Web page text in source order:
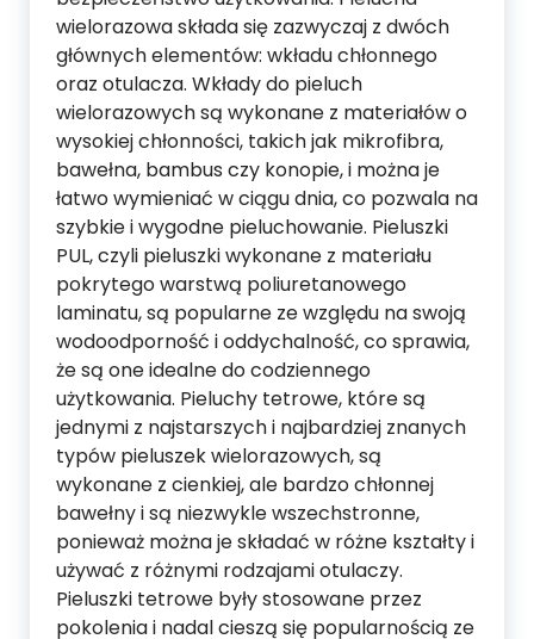
wielorazowa składa się zazwyczaj z dwóch
głównych elementów: wkładu chłonnego
oraz otulacza. Wkłady do pieluch
wielorazowych są wykonane z materiałów o
wysokiej chłonności, takich jak mikrofibra,
bawełna, bambus czy konopie, i można je
łatwo wymieniać w ciągu dnia, co pozwala na
szybkie i wygodne pieluchowanie. Pieluszki
PUL, czyli pieluszki wykonane z materiału
pokrytego warstwą poliuretanowego
laminatu, są popularne ze względu na swoją
wodoodporność i oddychalność, co sprawia,
że są one idealne do codziennego
użytkowania. Pieluchy tetrowe, które są
jednymi z najstarszych i najbardziej znanych
typów pieluszek wielorazowych, są
wykonane z cienkiej, ale bardzo chłonnej
bawełny i są niezwykle wszechstronne,
ponieważ można je składać w różne kształty i
używać z różnymi rodzajami otulaczy.
Pieluszki tetrowe były stosowane przez
pokolenia i nadal cieszą się popularnością ze